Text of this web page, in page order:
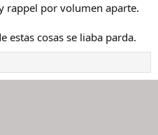
rappel por volumen aparte.
estas cosas se liaba parda.